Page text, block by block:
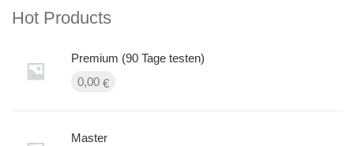
Hot Products
Premium (90 Tage testen)
0,00 €
Master